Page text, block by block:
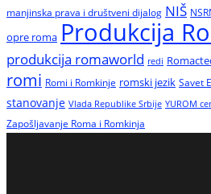
manjinska prava i društveni dijalog NIŠ
opre roma Produkcija
produkcija romaworld redi
romi Romi i Romkinje romski jezik Savet
stanovanje Vlada Republike Srbije YUROM
Zapošljavanje Roma i Romkinja